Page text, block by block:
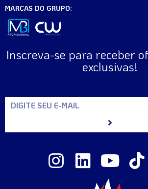
MARCAS DO GRUPO:
Inscreva-se para receber
exclusivas!